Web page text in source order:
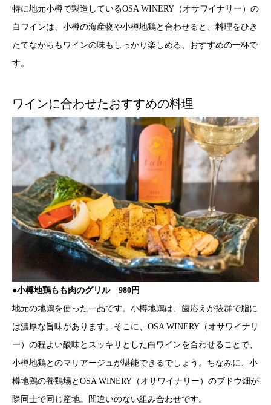
特に地元小樽で製造しているOSA WINERY（オサワイナリー）の
白ワインは、小樽の海産物や小樽地鶏と合わせると、料理をひき
たてながらもワインの味もしっかり楽しめる、おすすめの一杯で
す。
ワインに合わせたおすすめの料理
●小樽地鶏もも肉のグリル 980円
地元の地鶏を使った一品です。小樽地鶏は、歯応えが抜群で脂に
は濃厚な旨味があります。そこに、OSA WINERY（オサワイナリ
ー）の程よい酸味とスッキリとした白ワインを合わせることで、
小樽地鶏とのマリアージュが堪能できるでしょう。ちなみに、小
樽地鶏の養鶏場とOSA WINERY（オサワイナリー）のブドウ畑が
隣同士で同じ産地。間違いのない組み合わせです。